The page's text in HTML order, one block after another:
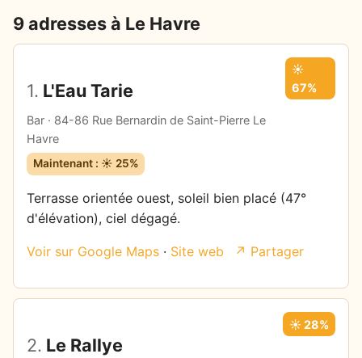
9 adresses à Le Havre
1. L'Eau Tarie
Bar · 84-86 Rue Bernardin de Saint-Pierre Le
Havre
☀️
67%
Maintenant : ☀️ 25%
Terrasse orientée ouest, soleil bien placé (47°
d'élévation), ciel dégagé.
Voir sur Google Maps · Site web ↗ Partager
2. Le Rallye
☀️ 28%